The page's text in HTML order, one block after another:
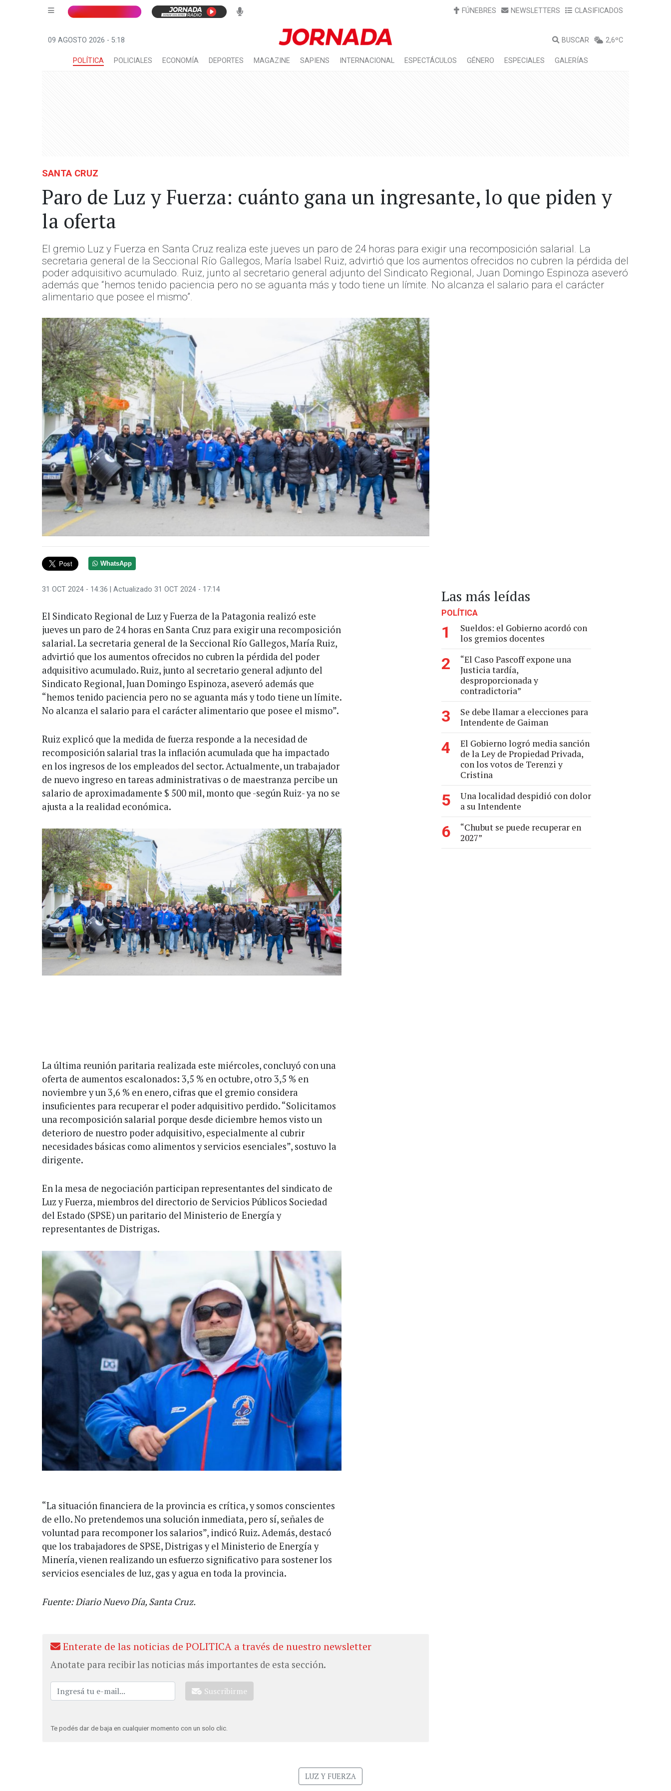
FÚNEBRES NEWSLETTERS CLASIFICADOS
09 AGOSTO 2026 - 5:18 BUSCAR 2,6ºC
POLÍTICA POLICIALES ECONOMÍA DEPORTES MAGAZINE SAPIENS INTERNACIONAL ESPECTÁCULOS GÉNERO ESPECIALES GALERÍAS
SANTA CRUZ
Paro de Luz y Fuerza: cuánto gana un ingresante, lo que piden y
la oferta
El gremio Luz y Fuerza en Santa Cruz realiza este jueves un paro de 24 horas para exigir una recomposición salarial. La
secretaria general de la Seccional Río Gallegos, María Isabel Ruiz, advirtió que los aumentos ofrecidos no cubren la pérdida del
poder adquisitivo acumulado. Ruiz, junto al secretario general adjunto del Sindicato Regional, Juan Domingo Espinoza aseveró
además que “hemos tenido paciencia pero no se aguanta más y todo tiene un límite. No alcanza el salario para el carácter
alimentario que posee el mismo”.
Anterior Siguiente
WhatsApp
31 OCT 2024 - 14:36 | Actualizado 31 OCT 2024 - 17:14
El Sindicato Regional de Luz y Fuerza de la Patagonia realizó este
jueves un paro de 24 horas en Santa Cruz para exigir una recomposición
salarial. La secretaria general de la Seccional Río Gallegos, María Ruiz,
advirtió que los aumentos ofrecidos no cubren la pérdida del poder
adquisitivo acumulado. Ruiz, junto al secretario general adjunto del
Sindicato Regional, Juan Domingo Espinoza, aseveró además que
“hemos tenido paciencia pero no se aguanta más y todo tiene un límite.
No alcanza el salario para el carácter alimentario que posee el mismo”.
Ruiz explicó que la medida de fuerza responde a la necesidad de
recomposición salarial tras la inflación acumulada que ha impactado
en los ingresos de los empleados del sector. Actualmente, un trabajador
de nuevo ingreso en tareas administrativas o de maestranza percibe un
salario de aproximadamente $ 500 mil, monto que -según Ruiz- ya no se
ajusta a la realidad económica.
La última reunión paritaria realizada este miércoles, concluyó con una
oferta de aumentos escalonados: 3,5 % en octubre, otro 3,5 % en
noviembre y un 3,6 % en enero, cifras que el gremio considera
insuficientes para recuperar el poder adquisitivo perdido. “Solicitamos
una recomposición salarial porque desde diciembre hemos visto un
deterioro de nuestro poder adquisitivo, especialmente al cubrir
necesidades básicas como alimentos y servicios esenciales”, sostuvo la
dirigente.
En la mesa de negociación participan representantes del sindicato de
Luz y Fuerza, miembros del directorio de Servicios Públicos Sociedad
del Estado (SPSE) un paritario del Ministerio de Energía y
representantes de Distrigas.
“La situación financiera de la provincia es crítica, y somos conscientes
de ello. No pretendemos una solución inmediata, pero sí, señales de
voluntad para recomponer los salarios”, indicó Ruiz. Además, destacó
que los trabajadores de SPSE, Distrigas y el Ministerio de Energía y
Minería, vienen realizando un esfuerzo significativo para sostener los
servicios esenciales de luz, gas y agua en toda la provincia.
Fuente: Diario Nuevo Día, Santa Cruz.
Enterate de las noticias de POLITICA a través de nuestro newsletter
Anotate para recibir las noticias más importantes de esta sección.
Suscribirme
Te podés dar de baja en cualquier momento con un solo clic.
Las más leídas
POLÍTICA
1
Sueldos: el Gobierno acordó con
los gremios docentes
2
“El Caso Pascoff expone una
Justicia tardía,
desproporcionada y
contradictoria”
3
Se debe llamar a elecciones para
Intendente de Gaiman
4
El Gobierno logró media sanción
de la Ley de Propiedad Privada,
con los votos de Terenzi y
Cristina
5
Una localidad despidió con dolor
a su Intendente
6
“Chubut se puede recuperar en
2027”
LUZ Y FUERZA